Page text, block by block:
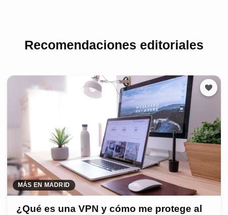
Recomendaciones editoriales
MÁS EN MADRID
¿Qué es una VPN y cómo me protege al